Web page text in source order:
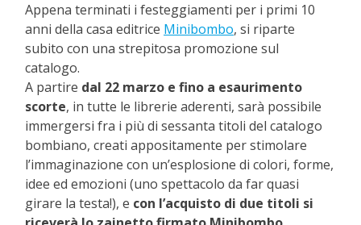
Appena terminati i festeggiamenti per i primi 10
anni della casa editrice Minibombo, si riparte
subito con una strepitosa promozione sul
catalogo.
A partire dal 22 marzo e fino a esaurimento
scorte, in tutte le librerie aderenti, sarà possibile
immergersi fra i più di sessanta titoli del catalogo
bombiano, creati appositamente per stimolare
l’immaginazione con un’esplosione di colori, forme,
idee ed emozioni (uno spettacolo da far quasi
girare la testa!), e con l’acquisto di due titoli si